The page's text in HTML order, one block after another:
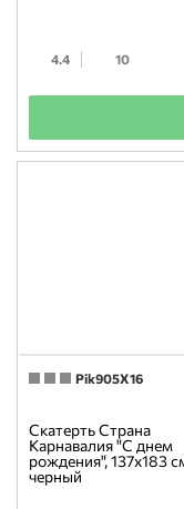
4.4 10
Pik905X16
Скатерть Страна
Карнавалия "С днем
рождения", 137х183
черный